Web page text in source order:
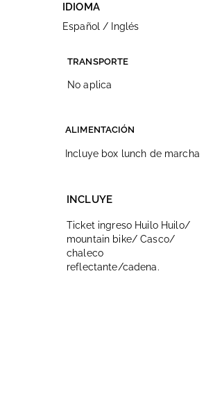
IDIOMA
Español / Inglés
TRANSPORTE
No aplica
ALIMENTACIÓN
Incluye box lunch de marcha
INCLUYE
Ticket ingreso Huilo Huilo/
mountain bike/ Casco/
chaleco
reflectante/cadena.